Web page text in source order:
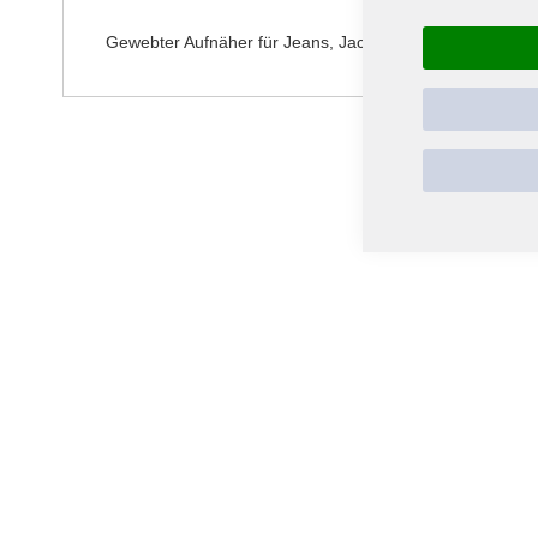
Gewebter Aufnäher für Jeans, Jacken oder anderen